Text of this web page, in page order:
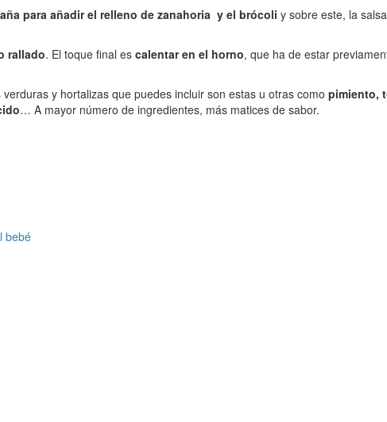
para añadir el relleno de zanahoria y el brócoli y sobre este, la
rallado. El toque final es calentar en el horno, que ha de estar
y hortalizas que puedes incluir son estas u otras como pimiento,
… A mayor número de ingredientes, más matices de sabor.
bebé